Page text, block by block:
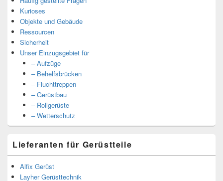
Kurioses
Objekte und Gebäude
Ressourcen
Sicherheit
Unser Einzugsgebiet für
– Aufzüge
– Behelfsbrücken
– Fluchttreppen
– Gerüstbau
– Rollgerüste
– Wetterschutz
Lieferanten für Gerüstteile
Alfix Gerüst
Layher Gerüsttechnik